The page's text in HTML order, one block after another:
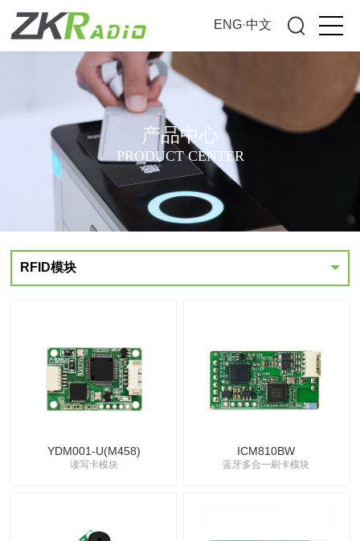
ENG·中文
产品中心
PRODUCT CENTER
RFID模块
YDM001-U(M458)
读写卡模块
ICM810BW
蓝牙多合一刷卡模块